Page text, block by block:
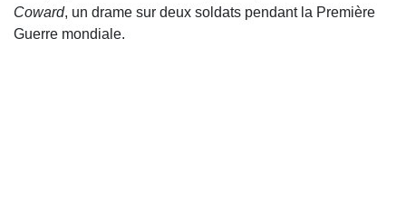
Coward, un drame sur deux soldats pendant la Première
Guerre mondiale.